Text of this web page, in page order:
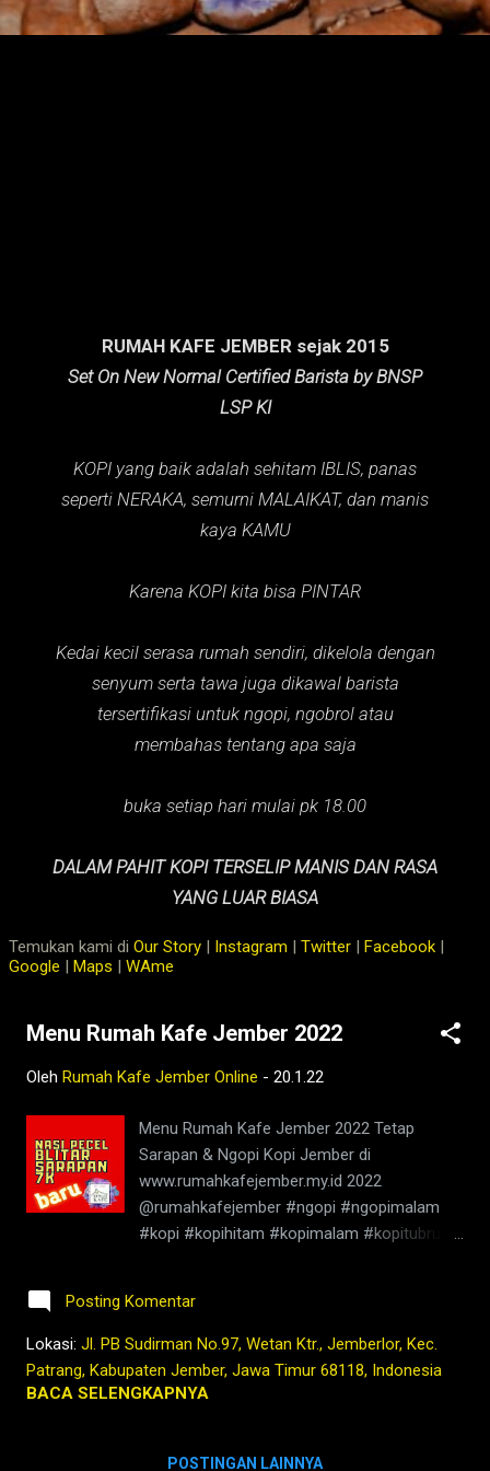
n
g
RUMAH KAFE JEMBER sejak 2015
Set On New Normal Certified Barista by BNSP
LSP KI
KOPI yang baik adalah sehitam IBLIS, panas
seperti NERAKA, semurni MALAIKAT, dan manis
kaya KAMU
Karena KOPI kita bisa PINTAR
Kedai kecil serasa rumah sendiri, dikelola dengan
senyum serta tawa juga dikawal barista
tersertifikasi untuk ngopi, ngobrol atau
membahas tentang apa saja
buka setiap hari mulai pk 18.00
DALAM PAHIT KOPI TERSELIP MANIS DAN RASA
YANG LUAR BIASA
Temukan kami di Our Story | Instagram | Twitter | Facebook |
Google | Maps | WAme
Menu Rumah Kafe Jember 2022
Oleh Rumah Kafe Jember Online - 20.1.22
Menu Rumah Kafe Jember 2022 Tetap
Sarapan & Ngopi Kopi Jember di
www.rumahkafejember.my.id 2022
@rumahkafejember #ngopi #ngopimalam
#kopi #kopihitam #kopimalam #kopitubruk
#rumahkafejember #jemberhits
#jemberkota #kafejember #warungkopi
#kopienak #tetapngopi #wedangrempah
#wedanguwuh #kopipagi #pecintakopi
Posting Komentar
Lokasi: Jl. PB Sudirman No.97, Wetan Ktr., Jemberlor, Kec.
Patrang, Kabupaten Jember, Jawa Timur 68118, Indonesia
BACA SELENGKAPNYA
POSTINGAN LAINNYA